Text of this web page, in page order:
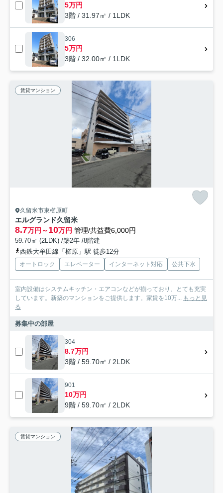
5万円
3階 / 31.97㎡ / 1LDK
306
5万円
3階 / 32.00㎡ / 1LDK
賃貸マンション
久留米市東櫛原町
エルグランド久留米
8.7万円～10万円 管理/共益費6,000円
59.70㎡ (2LDK) /築2年 /8階建
西鉄大牟田線「櫛原」駅 徒歩12分
オートロック エレベーター インターネット対応 公共下水
室内設備はシステムキッチン・エアコンなどが揃っており、とても充実
しています。新築のマンションをご提供します。家賃を10万... もっと見
る
募集中の部屋
304
8.7万円
3階 / 59.70㎡ / 2LDK
901
10万円
9階 / 59.70㎡ / 2LDK
賃貸マンション